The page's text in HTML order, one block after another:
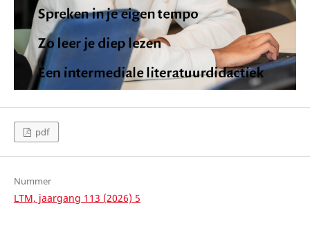
pdf
Nummer
LTM, jaargang 113 (2026) 5